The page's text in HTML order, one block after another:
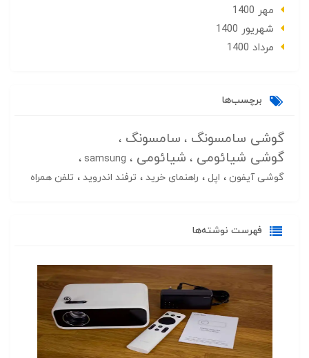
مهر 1400
شهریور 1400
مرداد 1400
برچسب‌ها
گوشی سامسونگ
سامسونگ
گوشی شیائومی
شیائومی
samsung
گوشی آیفون
اپل راهنمای خرید ترفند اندروید تلفن همراه
فهرست نوشته‌ها